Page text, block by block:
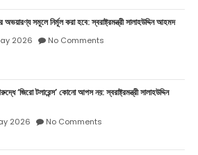
অভয়ারণ্য সমূলে নির্মূল করা হবে: স্বরাষ্ট্রমন্ত্রী সালাহউদ্দিন আহমদ
2026 No Comments
‘জিরো টলারেন্স’ কোনো আপস নয়: স্বরাষ্ট্রমন্ত্রী সালাহউদ্দিন
2026 No Comments